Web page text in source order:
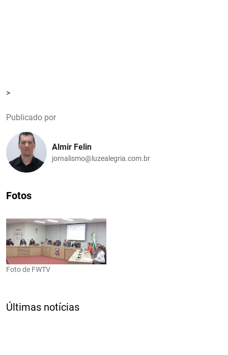
>
Publicado por
Almir Felin
jornalismo@luzealegria.com.br
Fotos
Foto de FWTV
Últimas notícias